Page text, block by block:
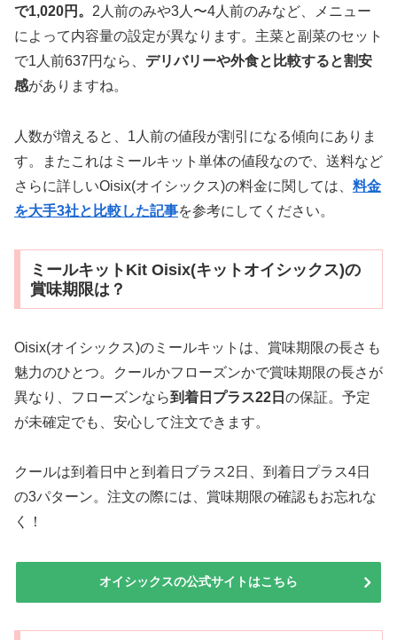
で1,020円。 2人前のみや3人〜4人前のみなど、メニュー
によって内容量の設定が異なります。主菜と副菜のセット
で1人前637円なら、 デリバリーや外食と比較すると割安
感がありますね。
人数が増えると、1人前の値段が割引になる傾向にありま
す。またこれはミールキット単体の値段なので、送料など
さらに詳しいOisix(オイシックス)の料金に関しては、 料金
を大手3社と比較した記事を参考にしてください。
ミールキットKit Oisix(キットオイシックス)の
賞味期限は？
Oisix(オイシックス)のミールキットは、賞味期限の長さも
魅力のひとつ。クールかフローズンかで賞味期限の長さが
異なり、フローズンなら到着日プラス22日 の保証。予定
が未確定でも、安心して注文できます。
クールは到着日中と到着日ブラス2日、到着日プラス4日
の3パターン。注文の際には、賞味期限の確認もお忘れな
く！
オイシックスの公式サイトはこちら